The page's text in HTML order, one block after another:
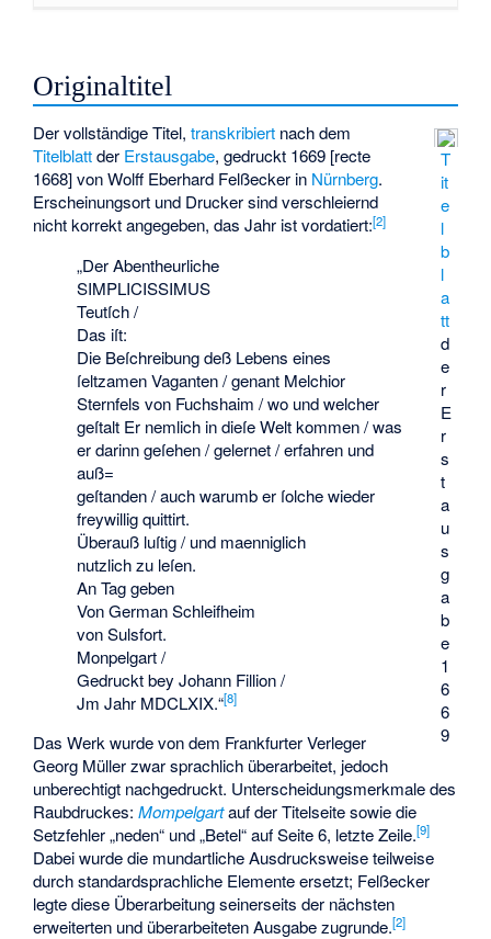
Originaltitel
T
it
e
l
b
l
a
tt
d
e
r
E
r
s
t
a
u
s
g
a
b
e
1
6
6
9
Der vollständige Titel,transkribiert nach dem
Titelblattder Erstausgabe, gedruckt 1669 [recte
1668] von Wolff Eberhard Felßecker in Nürnberg.
Erscheinungsort und Drucker sind verschleiernd
nicht korrekt angegeben, das Jahr ist vordatiert:[2]
„Der Abentheurliche
SIMPLICISSIMUS
Teutſch /
Das iſt:
Die Beſchreibung deß Lebens eines
ſeltzamen Vaganten / genant Melchior
Sternfels von Fuchshaim / wo und welcher
geſtalt Er nemlich in dieſe Welt kommen / was
er darinn geſehen / gelernet / erfahren und
auß=
geſtanden / auch warumb er ſolche wieder
freywillig quittirt.
Überauß luſtig / und maenniglich
nutzlich zu leſen.
An Tag geben
Von German Schleifheim
von Sulsfort.
Monpelgart /
Gedruckt bey Johann Fillion /
Jm Jahr MDCLXIX.“[8]
Das Werk wurde von dem Frankfurter Verleger
Georg Müller zwar sprachlich überarbeitet, jedoch
unberechtigt nachgedruckt. Unterscheidungsmerkmale des
Raubdruckes:Mompelgartauf der Titelseite sowie die
Setzfehler „neden“ und „Betel“ auf Seite 6, letzte Zeile.[9]
Dabei wurde die mundartliche Ausdrucksweise teilweise
durch standardsprachliche Elemente ersetzt; Felßecker
legte diese Überarbeitung seinerseits der nächsten
erweiterten und überarbeiteten Ausgabe zugrunde.[2]